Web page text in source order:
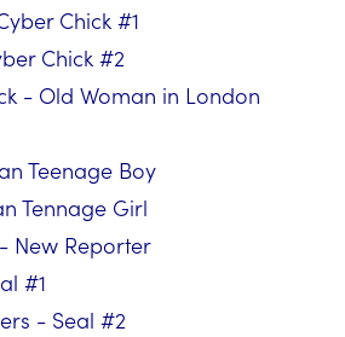
Chick #1
Chick #2
- Old Woman in London
Teenage Boy
Tennage Girl
New Reporter
#1
- Seal #2